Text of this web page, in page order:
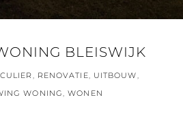
BLEISWIJK
, RENOVATIE, UITBOUW,
WONING,WONEN